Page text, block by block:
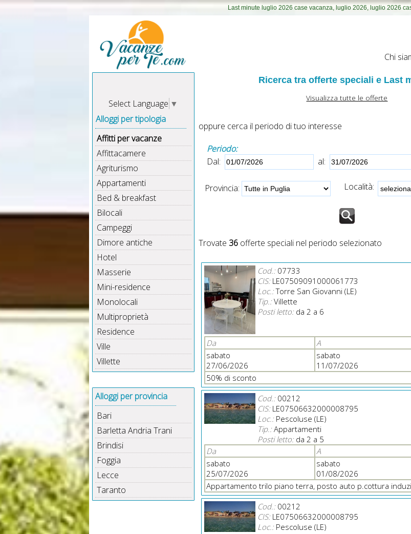
Last minute luglio 2026 case vacanza, luglio 2026, luglio 2026
Chi
Select Language ▼
Alloggi per tipologia
Affitti per vacanze
Affittacamere
Agriturismo
Appartamenti
Bed & breakfast
Bilocali
Campeggi
Dimore antiche
Hotel
Masserie
Mini-residence
Monolocali
Multiproprietà
Residence
Ville
Villette
Alloggi per provincia
Bari
Barletta Andria Trani
Brindisi
Foggia
Lecce
Taranto
Ricerca tra offerte speciali e Last
Visualizza tutte le offerte
oppure cerca il periodo di tuo interesse
Periodo:
Dal:
al:
Provincia: Località:
Trovate 36offerte speciali nel periodo selezionato
Cod.:07733
CIS:LE07509091000061773
Loc.:Torre San Giovanni (LE)
Tip.:Villette
Posti letto:da 2 a 6
Da A
sabato
27/06/2026
sabato
11/07/2026
50% di sconto
Cod.:00212
CIS:LE07506632000008795
Loc.:Pescoluse (LE)
Tip.:Appartamenti
Posti letto:da 2 a 5
Da
A
sabato
25/07/2026
sabato
01/08/2026
Appartamento trilo piano terra, posto auto p.cottura
Cod.:00212
CIS:LE07506632000008795
Loc.:Pescoluse (LE)